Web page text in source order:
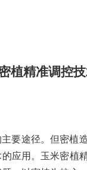
植精准调控
要途径。但密植
应用。玉米密植